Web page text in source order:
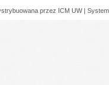
przez ICM UW |